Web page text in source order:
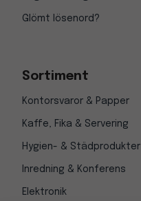
Glömt lösenord?
Sortiment
Kontorsvaror & Papper
Kaffe, Fika & Servering
Hygien- & Städprodukter
Inredning & Konferens
Elektronik